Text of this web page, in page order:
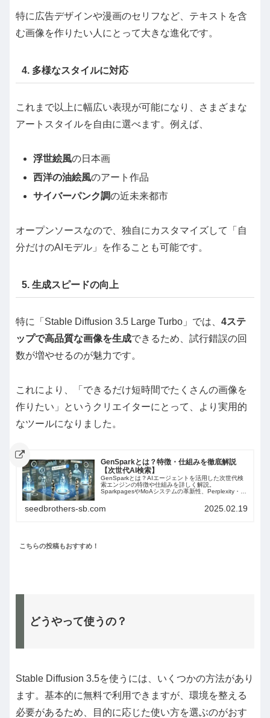
特に広告デザインや漫画のセリフなど、テキストを含
む画像を作りたい人にとって大きな進化です。
4. 多様なスタイルに対応
これまで以上に幅広い表現が可能になり、さまざまな
アートスタイルを自由に選べます。例えば、
浮世絵風の日本画
西洋の油絵風のアート作品
サイバーパンク調の近未来都市
オープンソースなので、独自にカスタマイズして「自
分だけのAIモデル」を作ることも可能です。
5. 生成スピードの向上
特に「Stable Diffusion 3.5 Large Turbo」では、 4ステ
ップで高品質な画像を生成できるため、試行錯誤の回
数が増やせるのが魅力です。
これにより、「できるだけ短時間でたくさんの画像を
作りたい」というクリエイターにとって、より実用的
なツールになりました。
GenSparkとは？特徴・仕組みを徹底解説
【次世代AI検索】
GenSparkとは？AIエージェントを活用した次世代検
索エンジンの特徴や仕組みを詳しく解説。
SparkpagesやMoAシステムの革新性、Perplexity・
seedbrothers-sb.com 2025.02.19
こちらの投稿もおすすめ！
どうやって使うの？
Stable Diffusion 3.5を使うには、いくつかの方法があり
ます。基本的に無料で利用できますが、環境を整える
必要があるため、目的に応じた使い方を選ぶのがおす